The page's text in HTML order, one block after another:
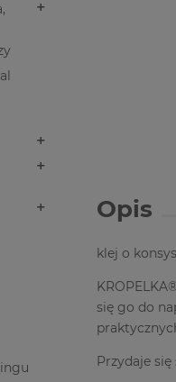
Opis
klej o
się go do
Przydaje